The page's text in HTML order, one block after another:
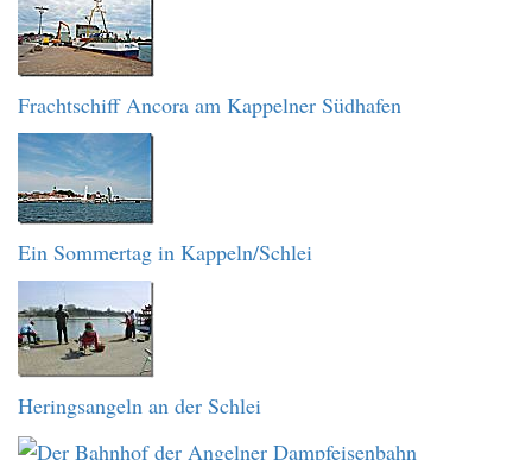
Frachtschiff Ancora am Kappelner Südhafen
Ein Sommertag in Kappeln/Schlei
Heringsangeln an der Schlei